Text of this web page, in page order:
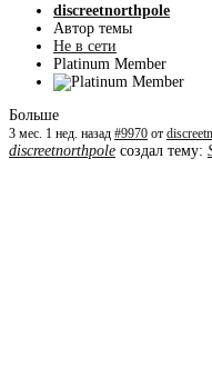
discreetnorthpole
Автор темы
Не в сети
Platinum Member
Больше
3 мес. 1 нед. назад #9970 от
discreetnorthpole создал тему: